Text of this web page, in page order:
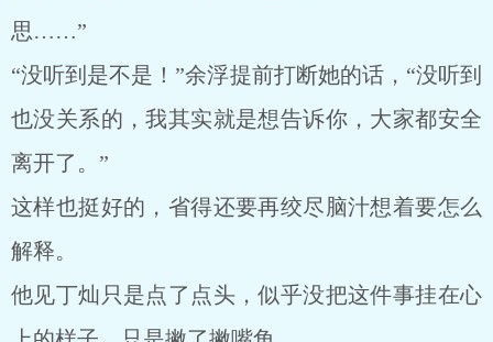
思……”
“没听到是不是！”余浮提前打断她的话，“没听到
也没关系的，我其实就是想告诉你，大家都安全
离开了。”
这样也挺好的，省得还要再绞尽脑汁想着要怎么
解释。
他见丁灿只是点了点头，似乎没把这件事挂在心